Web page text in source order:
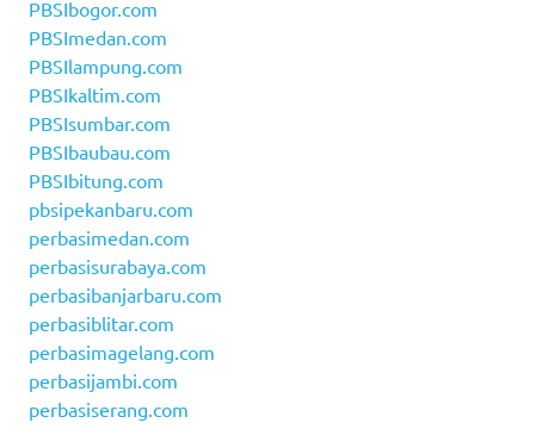
PBSIbogor.com
PBSImedan.com
PBSIlampung.com
PBSIkaltim.com
PBSIsumbar.com
PBSIbaubau.com
PBSIbitung.com
pbsipekanbaru.com
perbasimedan.com
perbasisurabaya.com
perbasibanjarbaru.com
perbasiblitar.com
perbasimagelang.com
perbasijambi.com
perbasiserang.com